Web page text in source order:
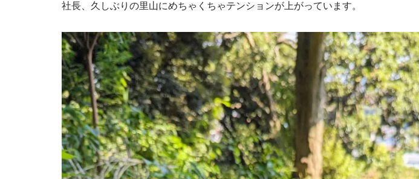
社長、久しぶりの里山にめちゃくちゃテンションが上がっています。